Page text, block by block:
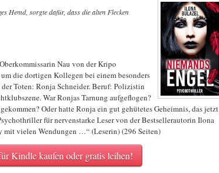
Hemd, sorgte dafür, dass die alten Flecken
Nau von der Kripo
die dortigen Kollegen bei einem besonders
Toten: Ronja Schneider. Beruf: Polizistin
War Ronjas Tarnung aufgeflogen?
Oder hatte Ronja ein gut gehütetes Geheimnis, das jetzt
für nervenstarke Leser von der Bestsellerautorin Ilona
mit vielen Wendungen …“ (Leserin) (296 Seiten)
Kindle kaufen oder gratis leihen!